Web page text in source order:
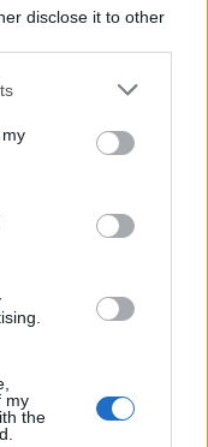
disclose it to other
or more Google
You may click to
third-party tags to
in below Google
my
the